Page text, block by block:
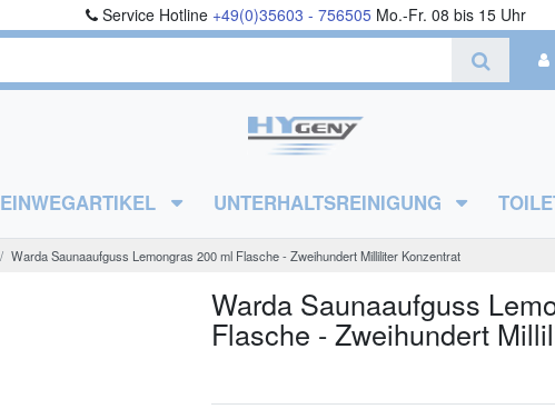
Service Hotline +49(0)35603 - 756505 Mo.-Fr. 08 bis 15 Uhr
EINWEGARTIKEL UNTERHALTSREINIGUNG
Warda Saunaaufguss Lemongras 200 ml Flasche - Zweihundert Milliliter Konzentrat
Warda Saunaaufguss
Flasche - Zweihundert